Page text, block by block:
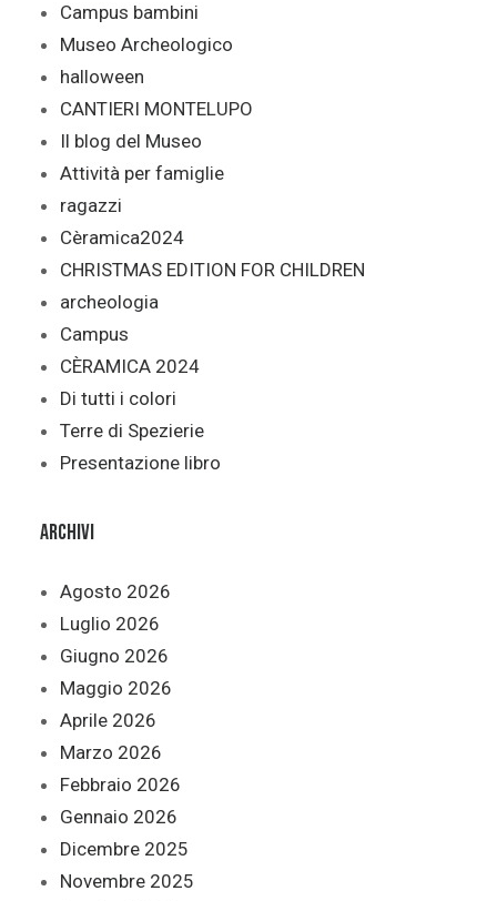
Campus bambini
Museo Archeologico
halloween
CANTIERI MONTELUPO
Il blog del Museo
Attività per famiglie
ragazzi
Cèramica2024
CHRISTMAS EDITION FOR CHILDREN
archeologia
Campus
CÈRAMICA 2024
Di tutti i colori
Terre di Spezierie
Presentazione libro
Archivi
Agosto 2026
Luglio 2026
Giugno 2026
Maggio 2026
Aprile 2026
Marzo 2026
Febbraio 2026
Gennaio 2026
Dicembre 2025
Novembre 2025